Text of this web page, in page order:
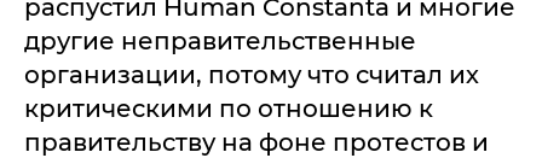
распустил Human Constanta и многие
другие неправительственные
организации, потому что считал их
критическими по отношению к
правительству на фоне протестов и